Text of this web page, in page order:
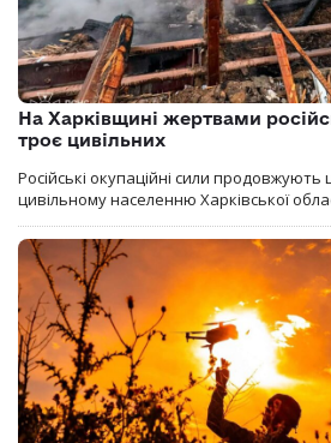
На Харківщині жертвами
троє цивільних
Російські окупаційні сили
цивільному населенню Харківської